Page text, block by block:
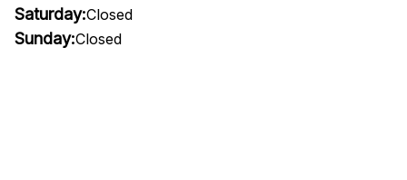
Saturday:Closed
Sunday:Closed